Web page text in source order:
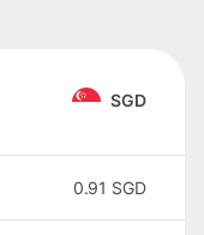
SGD
0.91 SGD